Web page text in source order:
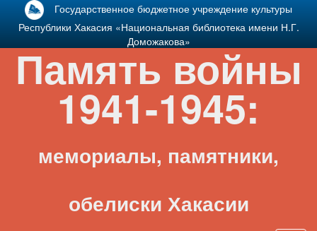
Государственное бюджетное учреждение культуры
Республики Хакасия «Национальная библиотека имени Н.Г.
Доможакова»
Память войны
1941-1945:
мемориалы, памятники,
обелиски Хакасии